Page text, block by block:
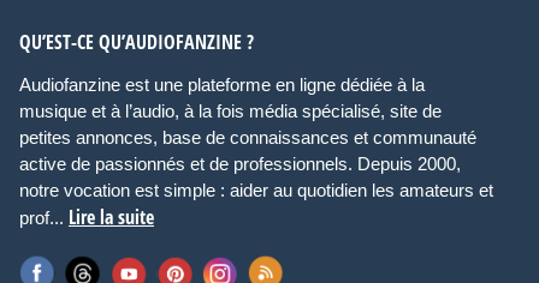
QU’EST-CE QU’AUDIOFANZINE ?
Audiofanzine est une plateforme en ligne dédiée à la
musique et à l’audio, à la fois média spécialisé, site de
petites annonces, base de connaissances et communauté
active de passionnés et de professionnels. Depuis 2000,
notre vocation est simple : aider au quotidien les amateurs et
prof... Lire la suite